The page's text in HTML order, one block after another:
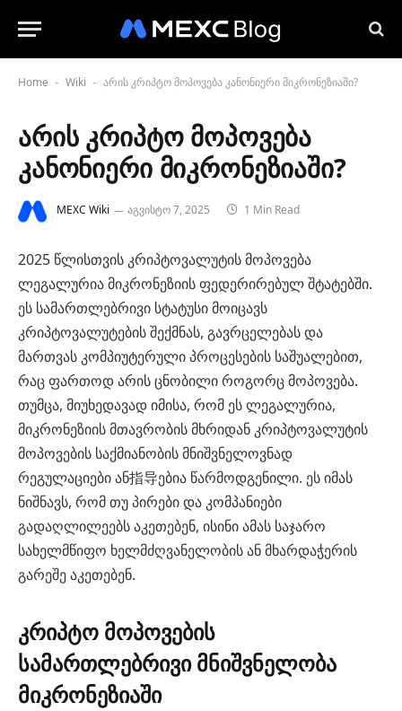
Home - Wiki - არის კრიპტო მოპოვება კანონიერი მიკრონეზიაში?
არის კრიპტო მოპოვება
კანონიერი მიკრონეზიაში?
MEXC Wiki აგვისტო 7, 2025 1 Min Read
2025 წლისთვის კრიპტოვალუტის მოპოვება
ლეგალურია მიკრონეზიის ფედერირებულ შტატებში.
ეს სამართლებრივი სტატუსი მოიცავს
კრიპტოვალუტების შექმნას, გავრცელებას და
მართვას კომპიუტერული პროცესების საშუალებით,
რაც ფართოდ არის ცნობილი როგორც მოპოვება.
თუმცა, მიუხედავად იმისა, რომ ეს ლეგალურია,
მიკრონეზიის მთავრობის მხრიდან კრიპტოვალუტის
მოპოვების საქმიანობის მნიშვნელოვნად
რეგულაციები ან指导ებია წარმოდგენილი. ეს იმას
ნიშნავს, რომ თუ პირები და კომპანიები
გადაღლილეებს აკეთებენ, ისინი ამას საჯარო
სახელმწიფო ხელმძღვანელობის ან მხარდაჭერის
გარეშე აკეთებენ.
კრიპტო მოპოვების
სამართლებრივი მნიშვნელობა
მიკრონეზიაში